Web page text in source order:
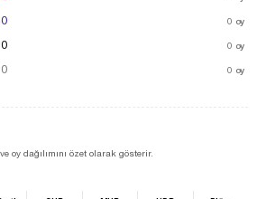
0 oy
0 oy
0 oy
oy dağılımını özet olarak gösterir.